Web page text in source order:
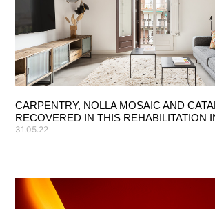
CARPENTRY, NOLLA MOSAIC AND
RECOVERED IN THIS REHABILITATION
31.05.22